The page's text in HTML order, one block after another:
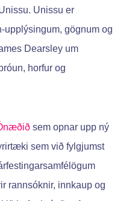
Unissu er
upplýsingum, gögnum og
Dearsley um
horfur og
sem opnar upp ný
sem við fylgjumst
rannsóknir, innkaup og